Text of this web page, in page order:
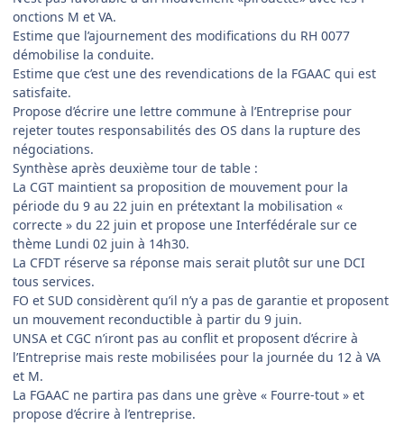
onctions M et VA.
Estime que l’ajournement des modifications du RH 0077
démobilise la conduite.
Estime que c’est une des revendications de la FGAAC qui est
satisfaite.
Propose d’écrire une lettre commune à l’Entreprise pour
rejeter toutes responsabilités des OS dans la rupture des
négociations.
Synthèse après deuxième tour de table :
La CGT maintient sa proposition de mouvement pour la
période du 9 au 22 juin en prétextant la mobilisation «
correcte » du 22 juin et propose une Interfédérale sur ce
thème Lundi 02 juin à 14h30.
La CFDT réserve sa réponse mais serait plutôt sur une DCI
tous services.
FO et SUD considèrent qu’il n’y a pas de garantie et proposent
un mouvement reconductible à partir du 9 juin.
UNSA et CGC n’iront pas au conflit et proposent d’écrire à
l’Entreprise mais reste mobilisées pour la journée du 12 à VA
et M.
La FGAAC ne partira pas dans une grève « Fourre-tout » et
propose d’écrire à l’entreprise.